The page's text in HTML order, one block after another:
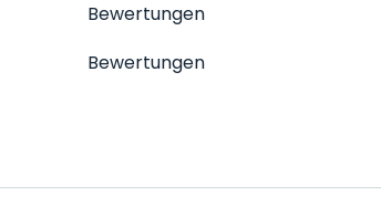
Bewertungen
Bewertungen